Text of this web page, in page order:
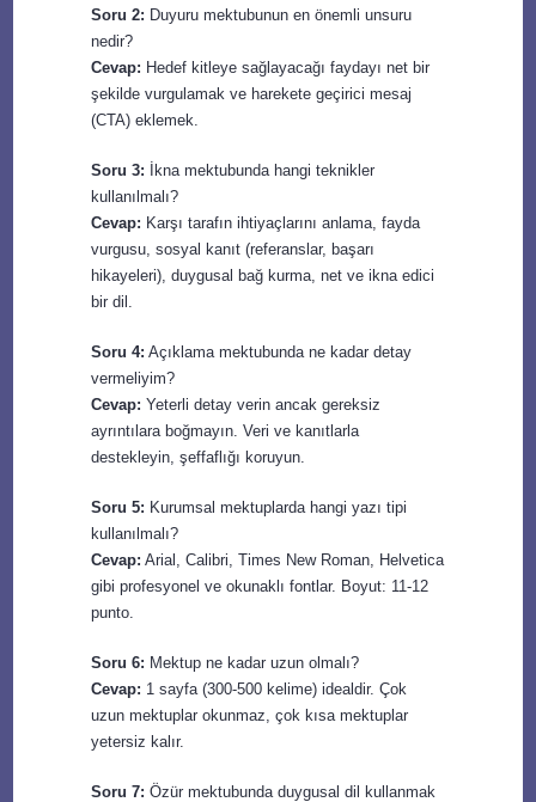
Soru 2: Duyuru mektubunun en önemli unsuru
nedir?
Cevap: Hedef kitleye sağlayacağı faydayı net bir
şekilde vurgulamak ve harekete geçirici mesaj
(CTA) eklemek.
Soru 3: İkna mektubunda hangi teknikler
kullanılmalı?
Cevap: Karşı tarafın ihtiyaçlarını anlama, fayda
vurgusu, sosyal kanıt (referanslar, başarı
hikayeleri), duygusal bağ kurma, net ve ikna edici
bir dil.
Soru 4: Açıklama mektubunda ne kadar detay
vermeliyim?
Cevap: Yeterli detay verin ancak gereksiz
ayrıntılara boğmayın. Veri ve kanıtlarla
destekleyin, şeffaflığı koruyun.
Soru 5: Kurumsal mektuplarda hangi yazı tipi
kullanılmalı?
Cevap: Arial, Calibri, Times New Roman, Helvetica
gibi profesyonel ve okunaklı fontlar. Boyut: 11-12
punto.
Soru 6: Mektup ne kadar uzun olmalı?
Cevap: 1 sayfa (300-500 kelime) idealdir. Çok
uzun mektuplar okunmaz, çok kısa mektuplar
yetersiz kalır.
Soru 7: Özür mektubunda duygusal dil kullanmak